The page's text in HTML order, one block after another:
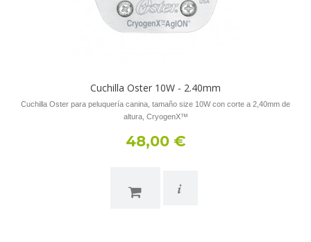
Cuchilla Oster 10W - 2.40mm
Cuchilla Oster para peluquería canina, tamaño size 10W con corte a 2,40mm de
altura, CryogenX™
48,00 €
i